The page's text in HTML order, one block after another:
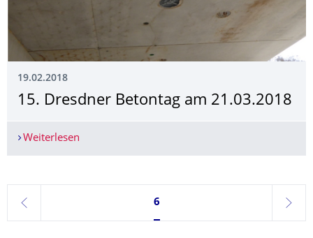
19.02.2018
15. Dresdner Betontag am 21.03.2018
Weiterlesen
zurück
Seite 6, aktuell ausgewählt
6
weiter